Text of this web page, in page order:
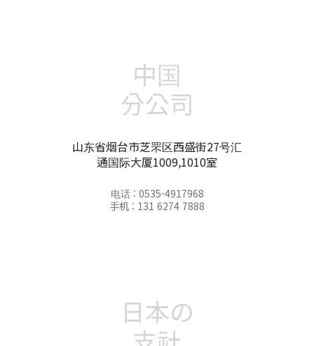
中国
分公司
山东省烟台市芝罘区西盛街27号汇
通国际大厦1009,1010室
电话 : 0535-4917968
手机 : 131 6274 7888
日本の